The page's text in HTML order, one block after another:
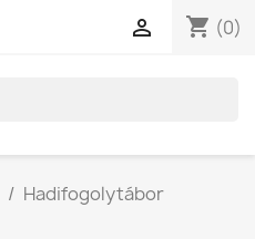
shopping_cart (0)

Hadifogolytábor